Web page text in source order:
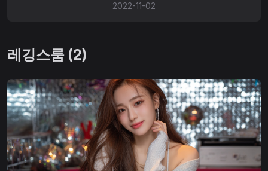
2022-11-02
레깅스룸 (2)